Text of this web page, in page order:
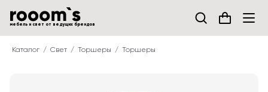
мебель и свет от ведущих брендов
Каталог Свет Торшеры Торшеры